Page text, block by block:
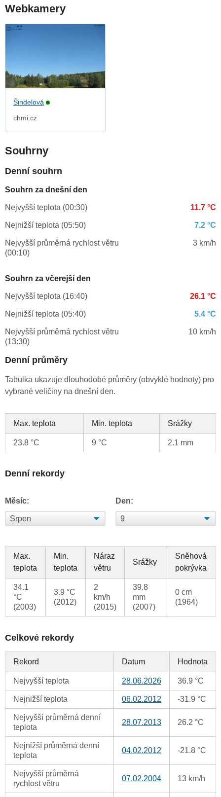
Webkamery
Šindelová
chmi.cz
Souhrny
Denní souhrn
Souhrn za dnešní den
Nejvyšší teplota (00:30) 11.7 °C
Nejnižší teplota (05:50) 7.2 °C
Nejvyšší průměrná rychlost větru
(00:10)
3 km/h
Souhrn za včerejší den
Nejvyšší teplota (16:40) 26.1 °C
Nejnižší teplota (05:40) 5.4 °C
Nejvyšší průměrná rychlost větru
(13:30)
10 km/h
Denní průměry
Tabulka ukazuje dlouhodobé průměry (obvyklé hodnoty) pro
vybrané veličiny na dnešní den.
Max. teplota Min. teplota Srážky
23.8 °C 9 °C 2.1 mm
Denní rekordy
Měsíc: Den:
Max.
teplota
Min.
teplota
Náraz
větru
Srážky
Sněhová
pokrývka
34.1
°C
(2003)
3.9 °C
(2012)
2
km/h
(2015)
39.8
mm
(2007)
0 cm
(1964)
Celkové rekordy
Rekord Datum Hodnota
Nejvyšší teplota 28.06.2026 36.9 °C
Nejnižší teplota 06.02.2012 -31.9 °C
Nejvyšší průměrná denní
teplota
28.07.2013 26.2 °C
Nejnižší průměrná denní
teplota
04.02.2012 -21.8 °C
Nejvyšší průměrná
rychlost větru
07.02.2004 13 km/h